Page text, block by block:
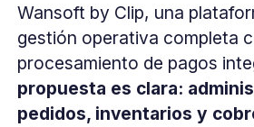
Wansoft by Clip, una
gestión operativa completa
procesamiento de pagos
propuesta es clara:
pedidos, inventarios y